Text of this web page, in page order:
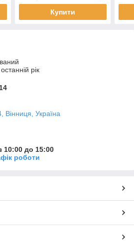
Купити
рік
Вінниця, Україна
10:00 до 15:00
роботи